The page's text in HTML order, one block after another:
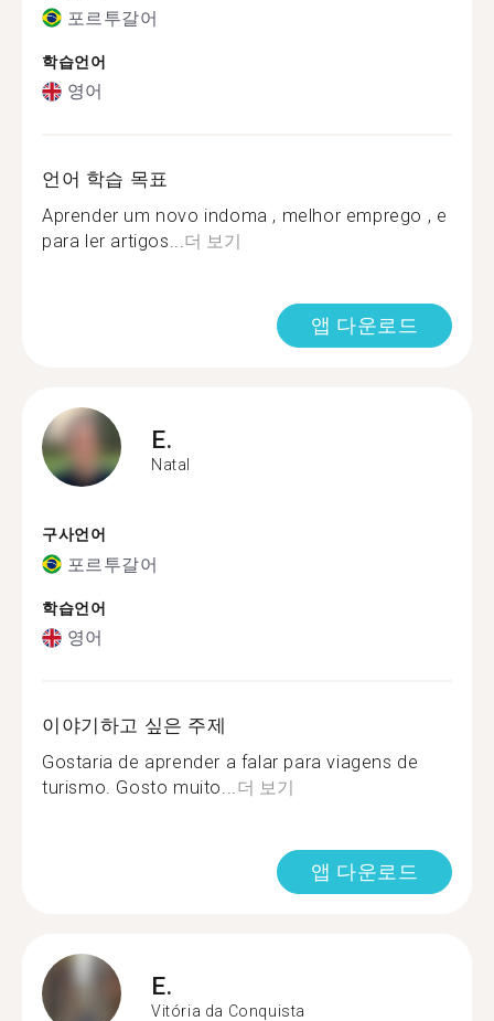
포르투갈어
학습언어
영어
언어 학습 목표
Aprender um novo indoma , melhor emprego , e
para ler artigos...더 보기
앱 다운로드
E.
Natal
구사언어
포르투갈어
학습언어
영어
이야기하고 싶은 주제
Gostaria de aprender a falar para viagens de
turismo. Gosto muito...더 보기
앱 다운로드
E.
Vitória da Conquista